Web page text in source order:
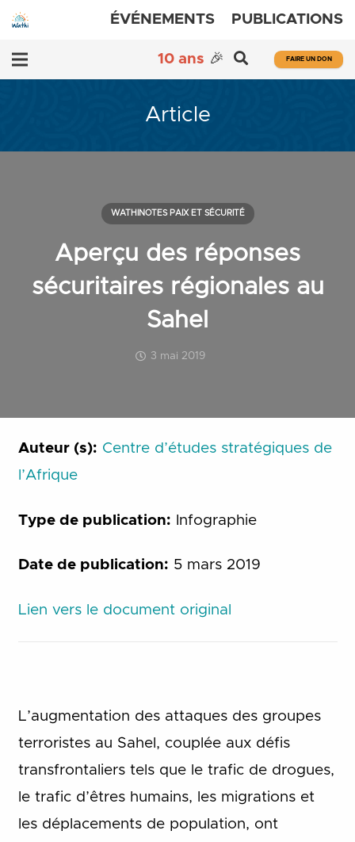
ÉVÉNEMENTS PUBLICATIONS
10 ans 🎉 FAIRE UN DON
Article
Aperçu des réponses
sécuritaires régionales au
Sahel
3 mai 2019
WATHINOTES PAIX ET SÉCURITÉ
Auteur (s): Centre d’études stratégiques de
l’Afrique
Type de publication: Infographie
Date de publication: 5 mars 2019
Lien vers le document original
L’augmentation des attaques des groupes
terroristes au Sahel, couplée aux défis
transfrontaliers tels que le trafic de drogues,
le trafic d’êtres humains, les migrations et
les déplacements de population, ont